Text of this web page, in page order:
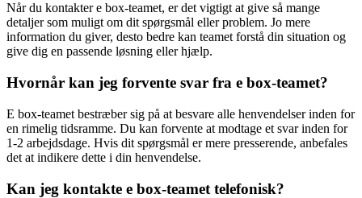
Når du kontakter e box-teamet, er det vigtigt at give så mange
detaljer som muligt om dit spørgsmål eller problem. Jo mere
information du giver, desto bedre kan teamet forstå din situation og
give dig en passende løsning eller hjælp.
Hvornår kan jeg forvente svar fra e box-teamet?
E box-teamet bestræber sig på at besvare alle henvendelser inden for
en rimelig tidsramme. Du kan forvente at modtage et svar inden for
1-2 arbejdsdage. Hvis dit spørgsmål er mere presserende, anbefales
det at indikere dette i din henvendelse.
Kan jeg kontakte e box-teamet telefonisk?